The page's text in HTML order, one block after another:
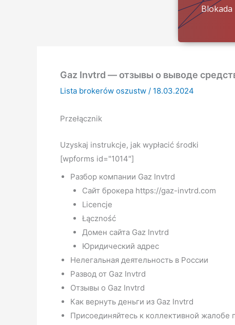
Blokada
Gaz Invtrd — отзывы о выводе
Lista brokerów oszustw / 18.03.2024
Przełącznik
Uzyskaj instrukcje, jak wypłacić środki
[wpforms id="1014"]
Разбор компании Gaz Invtrd
Сайт брокера https://gaz-invtrd.com
Licencje
Łączność
Домен сайта Gaz Invtrd
Юридический адрес
Нелегальная деятельность в России
Развод от Gaz Invtrd
Отзывы о Gaz Invtrd
Как вернуть деньги из Gaz Invtrd
Присоединяйтесь к коллективной жалобе